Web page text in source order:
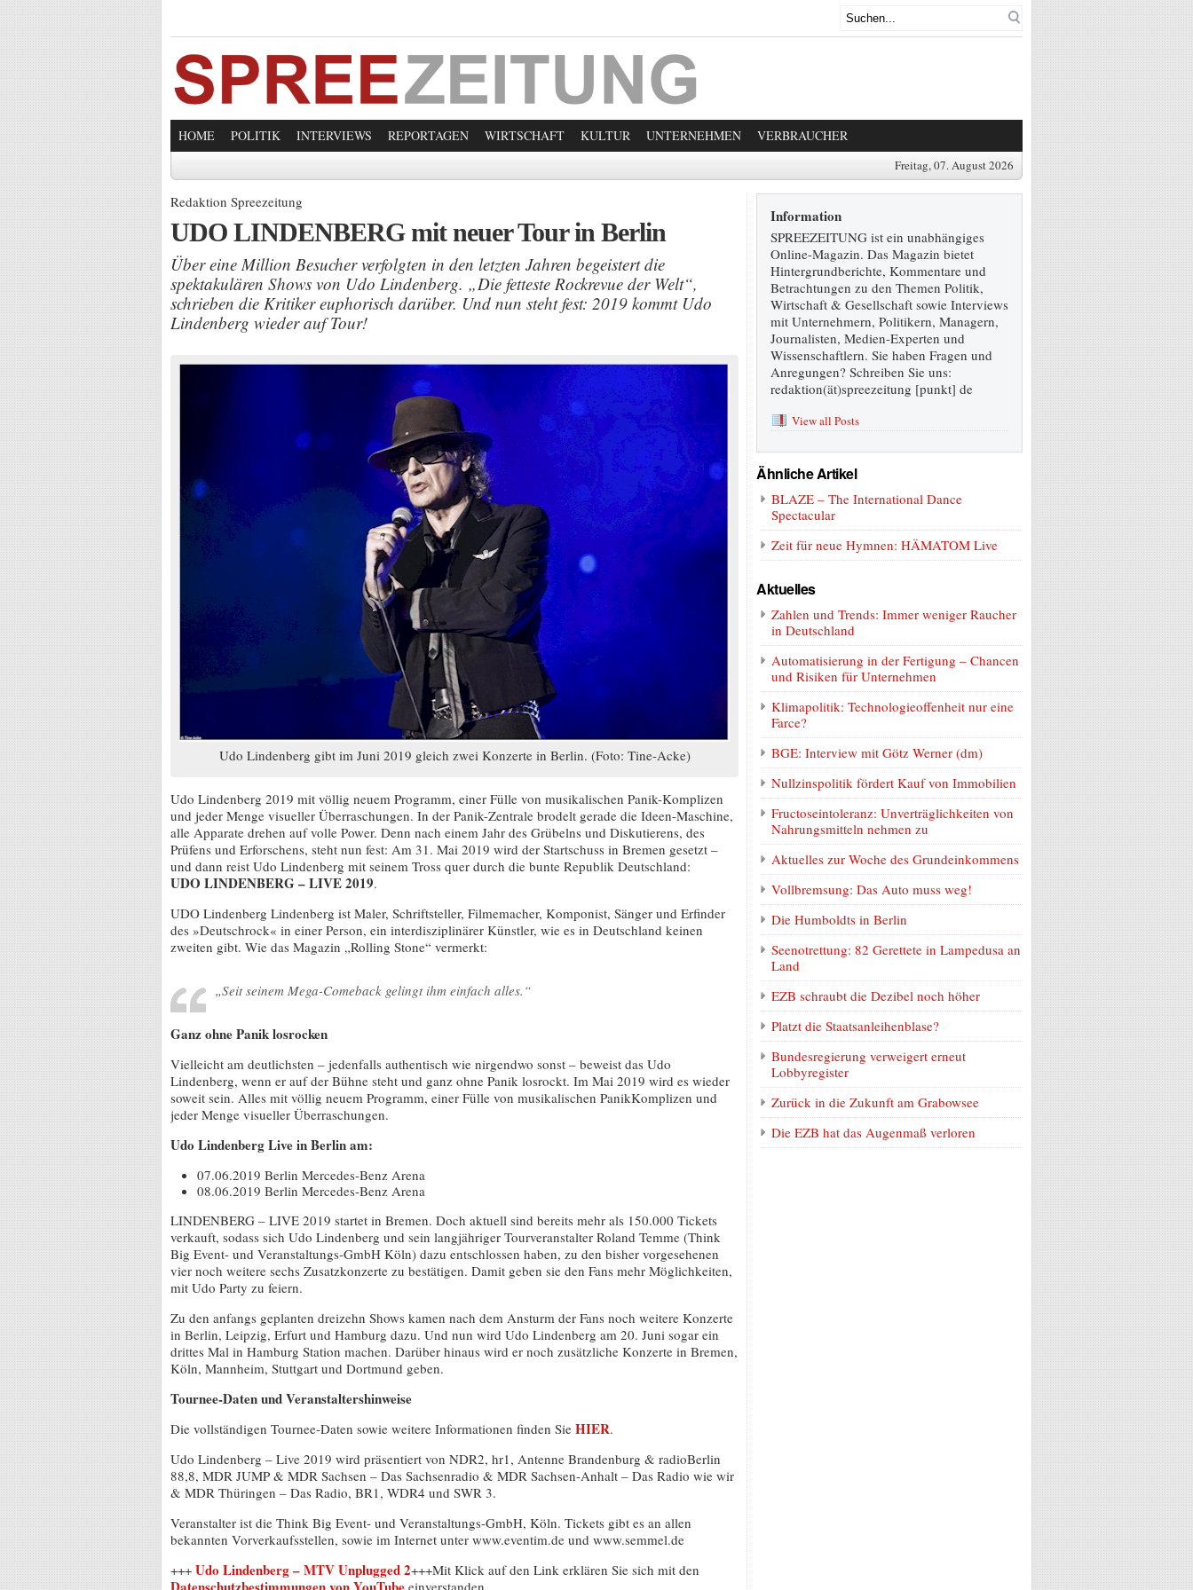
HOME POLITIK INTERVIEWS REPORTAGEN WIRTSCHAFT KULTUR UNTERNEHMEN VERBRAUCHER
Freitag, 07. August 2026
Redaktion Spreezeitung
UDO LINDENBERG mit neuer Tour in Berlin
Über eine Million Besucher verfolgten in den letzten Jahren begeistert die
spektakulären Shows von Udo Lindenberg. „Die fetteste Rockrevue der Welt“,
schrieben die Kritiker euphorisch darüber. Und nun steht fest: 2019 kommt Udo
Lindenberg wieder auf Tour!
Udo Lindenberg gibt im Juni 2019 gleich zwei Konzerte in Berlin. (Foto: Tine-Acke)
Udo Lindenberg 2019 mit völlig neuem Programm, einer Fülle von musikalischen Panik-Komplizen
und jeder Menge visueller Überraschungen. In der Panik-Zentrale brodelt gerade die Ideen-Maschine,
alle Apparate drehen auf volle Power. Denn nach einem Jahr des Grübelns und Diskutierens, des
Prüfens und Erforschens, steht nun fest: Am 31. Mai 2019 wird der Startschuss in Bremen gesetzt –
und dann reist Udo Lindenberg mit seinem Tross quer durch die bunte Republik Deutschland:
UDO LINDENBERG – LIVE 2019.
UDO Lindenberg Lindenberg ist Maler, Schriftsteller, Filmemacher, Komponist, Sänger und Erfinder
des »Deutschrock« in einer Person, ein interdisziplinärer Künstler, wie es in Deutschland keinen
zweiten gibt. Wie das Magazin „Rolling Stone“ vermerkt:
„Seit seinem Mega-Comeback gelingt ihm einfach alles.“
Ganz ohne Panik losrocken
Vielleicht am deutlichsten – jedenfalls authentisch wie nirgendwo sonst – beweist das Udo
Lindenberg, wenn er auf der Bühne steht und ganz ohne Panik losrockt. Im Mai 2019 wird es wieder
soweit sein. Alles mit völlig neuem Programm, einer Fülle von musikalischen PanikKomplizen und
jeder Menge visueller Überraschungen.
Udo Lindenberg Live in Berlin am:
07.06.2019 Berlin Mercedes-Benz Arena
08.06.2019 Berlin Mercedes-Benz Arena
LINDENBERG – LIVE 2019 startet in Bremen. Doch aktuell sind bereits mehr als 150.000 Tickets
verkauft, sodass sich Udo Lindenberg und sein langjähriger Tourveranstalter Roland Temme (Think
Big Event- und Veranstaltungs-GmbH Köln) dazu entschlossen haben, zu den bisher vorgesehenen
vier noch weitere sechs Zusatzkonzerte zu bestätigen. Damit geben sie den Fans mehr Möglichkeiten,
mit Udo Party zu feiern.
Zu den anfangs geplanten dreizehn Shows kamen nach dem Ansturm der Fans noch weitere Konzerte
in Berlin, Leipzig, Erfurt und Hamburg dazu. Und nun wird Udo Lindenberg am 20. Juni sogar ein
drittes Mal in Hamburg Station machen. Darüber hinaus wird er noch zusätzliche Konzerte in Bremen,
Köln, Mannheim, Stuttgart und Dortmund geben.
Tournee-Daten und Veranstaltershinweise
Die vollständigen Tournee-Daten sowie weitere Informationen finden Sie HIER.
Udo Lindenberg – Live 2019 wird präsentiert von NDR2, hr1, Antenne Brandenburg & radioBerlin
88,8, MDR JUMP & MDR Sachsen – Das Sachsenradio & MDR Sachsen-Anhalt – Das Radio wie wir
& MDR Thüringen – Das Radio, BR1, WDR4 und SWR 3.
Veranstalter ist die Think Big Event- und Veranstaltungs-GmbH, Köln. Tickets gibt es an allen
bekannten Vorverkaufsstellen, sowie im Internet unter www.eventim.de und www.semmel.de
+++ Udo Lindenberg – MTV Unplugged 2+++Mit Klick auf den Link erklären Sie sich mit den
einverstanden.
Information
SPREEZEITUNG ist ein unabhängiges
Online-Magazin. Das Magazin bietet
Hintergrundberichte, Kommentare und
Betrachtungen zu den Themen Politik,
Wirtschaft & Gesellschaft sowie Interviews
mit Unternehmern, Politikern, Managern,
Journalisten, Medien-Experten und
Wissenschaftlern. Sie haben Fragen und
Anregungen? Schreiben Sie uns:
redaktion(ät)spreezeitung [punkt] de
View all Posts
Ähnliche Artikel
BLAZE – The International Dance
Spectacular
Zeit für neue Hymnen: HÄMATOM Live
Aktuelles
Zahlen und Trends: Immer weniger Raucher
in Deutschland
Automatisierung in der Fertigung – Chancen
und Risiken für Unternehmen
Klimapolitik: Technologieoffenheit nur eine
Farce?
BGE: Interview mit Götz Werner (dm)
Nullzinspolitik fördert Kauf von Immobilien
Fructoseintoleranz: Unverträglichkeiten von
Nahrungsmitteln nehmen zu
Aktuelles zur Woche des Grundeinkommens
Vollbremsung: Das Auto muss weg!
Die Humboldts in Berlin
Seenotrettung: 82 Gerettete in Lampedusa an
Land
EZB schraubt die Dezibel noch höher
Platzt die Staatsanleihenblase?
Bundesregierung verweigert erneut
Lobbyregister
Zurück in die Zukunft am Grabowsee
Die EZB hat das Augenmaß verloren